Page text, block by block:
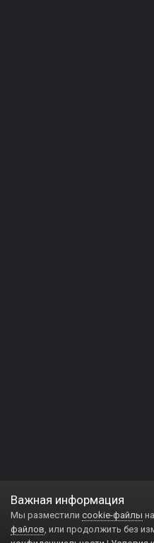
Важная информация
Мы разместили cookie-файлы
файлов, или продолжить без